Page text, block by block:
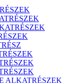
ALKATRÉSZEK